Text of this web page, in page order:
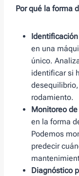
Por qué la forma
en una
único.
identificar si
rodamiento.
Monitoreo
en la forma
Podemos
predecir
Diagnóstico